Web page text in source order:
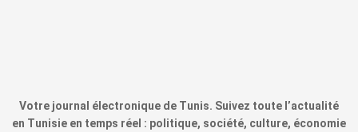
Votre journal électronique de Tunis. Suivez toute l’actualité
en Tunisie en temps réel : politique, société, culture, économie